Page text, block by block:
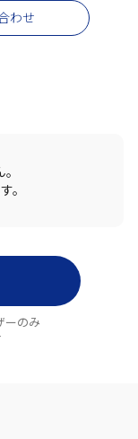
わせ
。
ーのみ